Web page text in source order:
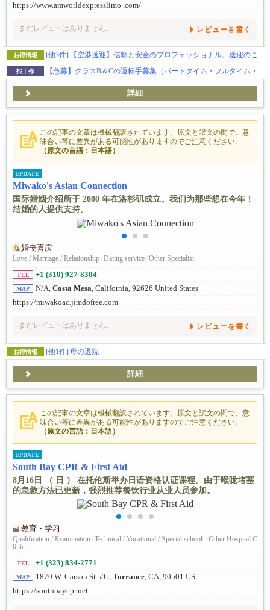
https://www.amworldexpresslimo .com/
まだレビューはありません。 レビューを書く
お得情報 [他3件] 【空港送迎】信頼と安全のプロフェッショナル。送迎のことならお任せを。
找工作 【急募】クラスB＆Cの運転手募集（パートタイム・フルタイム・フリーランス）
詳細
この記事の文章は機械翻訳されています。原文と訳文の間で、意
味合い等に差異がある可能性がありますのでご注意ください。
（原文の言語：日本語）
UPDATE
Miwako's Asian Connection
国际婚姻介绍所于 2000 年在洛杉矶成立。我们为那些想在今年！
结婚的人提供支持。
婚丧喜庆
Love / Marriage / Relationship/Dating service/Other Specialist
TEL +1 (310) 927-8304
MAP N/A, Costa Mesa , California, 92626 United States
https://miwakoac.jimdofree.com
まだレビューはありません。 レビューを書く
お得情報 [他1件] 母の退院
詳細
この記事の文章は機械翻訳されています。原文と訳文の間で、意
味合い等に差異がある可能性がありますのでご注意ください。
（原文の言語：日本語）
UPDATE
South Bay CPR & First Aid
8月16日 （ 日 ） 在托伦斯举办日语资格认证课程。由于喉咙堵塞
的急救方法已更新，强烈推荐餐饮行业从业人员参加。
教育・学习
Qualification / Examination/Technical / Vocational / Special school /Other Hospital C
linic
TEL +1 (323) 834-2771
MAP 1870 W. Carson St. #G, Torrance, CA, 90501 US
https://southbaycpr.net